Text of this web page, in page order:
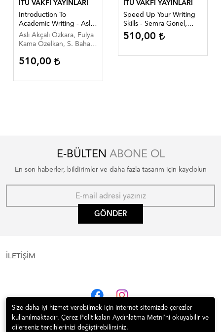
İTÜ VAKFI YAYINLARI
Introduction To
Academic Writing - Aslı
Akçalı Özkara, Fulya
Kama Özelkan, S. Bahar
Enginarlar
Aslı Akçalı Özkara, Fulya
Kama Özelkan, S. Bahar
Enginarlar
510,00
İTÜ VAKFI YAYINLARI
Speed Up Your Writing
Skills - Semra Gönel,
Menekşe Onbaşı, Birol
Çetinkaya, Emrah Çeken
510,00
E-BÜLTEN ABONE OL
En son haberler, bildirimler ve daha fazla tasarım için kaydolun
GÖNDER
İLETİŞİM
Size daha iyi hizmet verebilmek için internet sitemizde çerezler
kullanılmaktadır. Çerez Politikaları Aydınlatma Metni’ni okuyabilir ve
dilerseniz tercihlerinizi değiştirebilirsiniz.